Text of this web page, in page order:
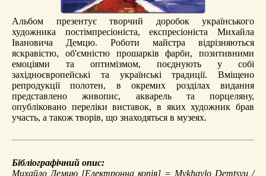
Альбом презентує творчий доробок українського
художника постімпресіоніста, експресіоніста Михайла
Івановича Демцю. Роботи майстра відрізняються
яскравістю, об'ємністю прошарків фарби, позитивними
емоціями та оптимізмом, поєднують у собі
західноєвропейські та українські традиції. Вміщено
репродукції полотен, в окремих розділах видання
представлено живопис, акварель та порцеляну,
опубліковано переліки виставок, в яких художник брав
участь, а також творів, що знаходяться в музеях.
Бібліографічний опис:
Михайло Демцю [Електронна копія] = Mykhaylo Demtsyu /